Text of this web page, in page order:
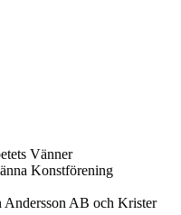
Vänner
Konstförening
Andersson AB och Krister